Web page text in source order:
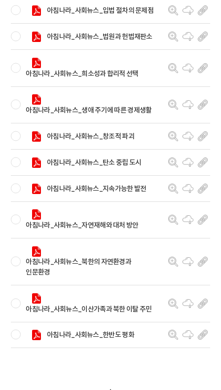
아침나라_사회뉴스_입법 절차의 문제점
아침나라_사회뉴스_법원과 헌법재판소
아침나라_사회뉴스_희소성과 합리적 선택
아침나라_사회뉴스_생애 주기에 따른 경제생활
아침나라_사회뉴스_창조적 파괴
아침나라_사회뉴스_탄소 중립 도시
아침나라_사회뉴스_지속가능한 발전
아침나라_사회뉴스_자연재해와 대처 방안
아침나라_사회뉴스_북한의 자연환경과
인문환경
아침나라_사회뉴스_이산가족과 북한 이탈 주민
아침나라_사회뉴스_한반도 평화